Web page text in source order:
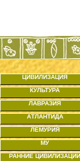
ЦИВИЛИЗАЦИЯ
КУЛЬТУРА
ЛАВРАЗИЯ
АТЛАНТИДА
ЛЕМУРИЯ
МУ
РАННИЕ ЦИВИЛИЗАЦИИ